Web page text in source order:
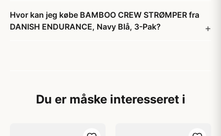
Hvor kan jeg købe BAMBOO CREW STRØMPER fra
DANISH ENDURANCE, Navy Blå, 3-Pak?
Du er måske interesseret i